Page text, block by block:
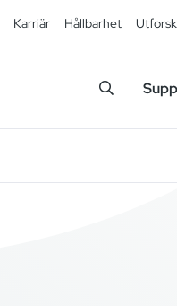
Karriär Hållbarhet